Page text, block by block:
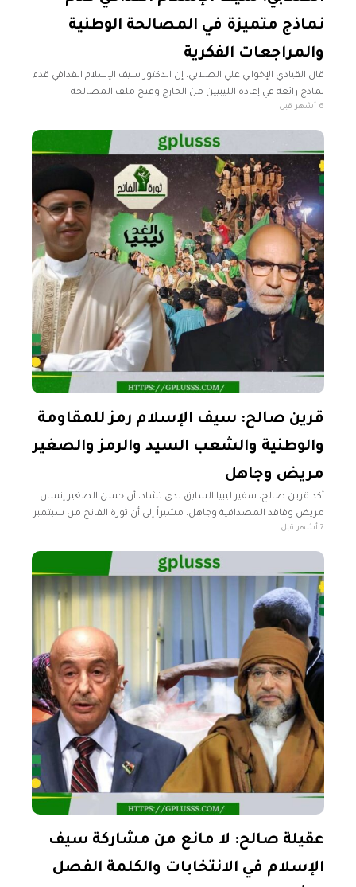
نماذج متميزة في المصالحة الوطنية
والمراجعات الفكرية
قال القيادي الإخواني علي الصلابي، إن الدكتور سيف الإسلام القذافي قدم
نماذج رائعة في إعادة الليبيين من الخارج وفتح ملف المصالحة
والمراجعات الفكرية للتكفيريين. وأضاف الصلابي في مقابلة مع قناة
6 أشهر قبل
قرين صالح: سيف الإسلام رمز للمقاومة
والوطنية والشعب السيد والرمز والصغير
مريض وجاهل
أكد قرين صالح، سفير ليبيا السابق لدى تشاد، أن حسن الصغير إنسان
مريض وفاقد المصداقية وجاهل، مشيراً إلى أن ثورة الفاتح من سبتمبر
هي التي علّمته، وأنه بدأ يتنطع ويهاجم7 أشهر قبل
عقيلة صالح: لا مانع من مشاركة سيف
الإسلام في الانتخابات والكلمة الفصل